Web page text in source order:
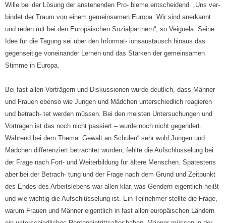
Wille bei der Lösung der anstehenden Pro- bleme entscheidend. „Uns ver-
bindet der Traum von einem gemeinsamen Europa. Wir sind anerkannt
und reden mit bei den Europäischen Sozialpartnern“, so Veiguela. Seine
Idee für die Tagung sei über den Informat- ionsaustausch hinaus das
gegenseitige voneinander Lernen und das Stärken der gemeinsamen
Stimme in Europa.
Bei fast allen Vorträgern und Diskussionen wurde deutlich, dass Männer
und Frauen ebenso wie Jungen und Mädchen unterschiedlich reagieren
und betrach- tet werden müssen. Bei den meisten Untersuchungen und
Vorträgen ist das noch nicht passiert – wurde noch nicht gegendert.
Während bei dem Thema „Gewalt an Schulen“ sehr wohl Jungen und
Mädchen differenziert betrachtet wurden, fehlte die Aufschlüsselung bei
der Frage nach Fort- und Weiterbildung für ältere Menschen. Spätestens
aber bei der Betrach- tung und der Frage nach dem Grund und Zeitpunkt
des Endes des Arbeitslebens war allen klar, was Gendern eigentlich heißt
und wie wichtig die Aufschlüsselung ist. Ein Teilnehmer stellte die Frage,
warum Frauen und Männer eigentlich in fast allen europäischen Ländern